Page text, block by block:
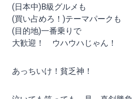
(日本中)B級グルメも
(買い占めろ！)テーマパークも
(目的地)一番乗りで
大歓迎！ ウハウハじゃん！
あっちいけ！貧乏神！